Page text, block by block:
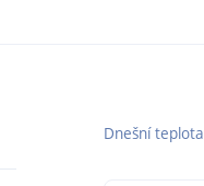
Dnešní teplota